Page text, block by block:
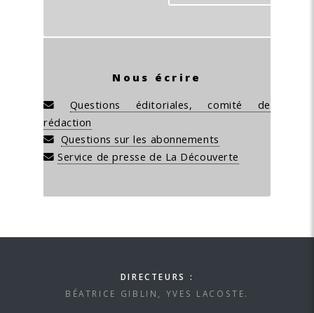
Nous écrire
Questions éditoriales, comité de
rédaction
Questions sur les abonnements
Service de presse de La Découverte
DIRECTEURS :
BÉATRICE GIBLIN, YVES LACOSTE.